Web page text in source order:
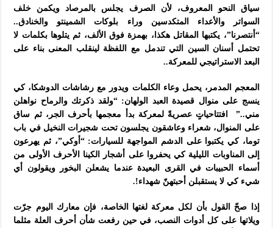
سياق النحو المعروف، لأن الصرف يجلس بالمرصاد ويكمن خلف
السواتر والأعداء المتكدسين وراء بلوكات الشمينتو والخنادق..
“أنتصرنا”، يكتبها المقاتل هكذا، بهمزة فوق الألف، ثم يتلوها بكلمات لا
تحتمل أسنان السين التي تندمل مع اللفظة لينقلب المعنى بناء على
البعد الاستراتيجي للمعركة..
المعجم المدمر، يحمل وعاء الكلمات ويدور مع رشاشات الدوشكا، كي
ينسج على منوال قصيدة العبد الولهان: “ولقد ذكرتك والرماح نواهلن
مني..” افتتاحياتٍ عصريةً لمعركة بدأ معجمها بأحرف الجر، ثم ساق
على المنوال، شعراء وعاشقون يجلسون تحت شجيرات النخيل في باب
توما، كي يكتبوا على الدشم المواجهة للسيارات: “أوكي”، ثم يهرعون
إلى المناوبات الليلية كي يحفروا على أشجار الكينا الأحرف الأولى من
أسماء الحبيبات في القرى البعيدة عندما يشعلن البخور ويقولون أي
شيء كي لا يستقبلن أحبتهنّ شهداء!.
إذا صحّ القول بأن لكل معركة لغتها الخاصة، فإن معارك اليوم جرّت
ويلاتها على كل أدوات النصب، في حين رفعت شأن أحرف العلة مثلما